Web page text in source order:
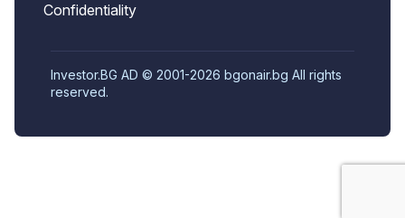
Confidentiality
Investor.BG AD © 2001-2026 bgonair.bg All rights
reserved.